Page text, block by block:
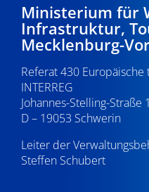
Ministerium für
Infrastruktur,
Mecklenburg-
Referat 430
INTERREG
Johannes-Stelling-Straße
D – 19053 Schwerin
Leiter der
Steffen Schubert